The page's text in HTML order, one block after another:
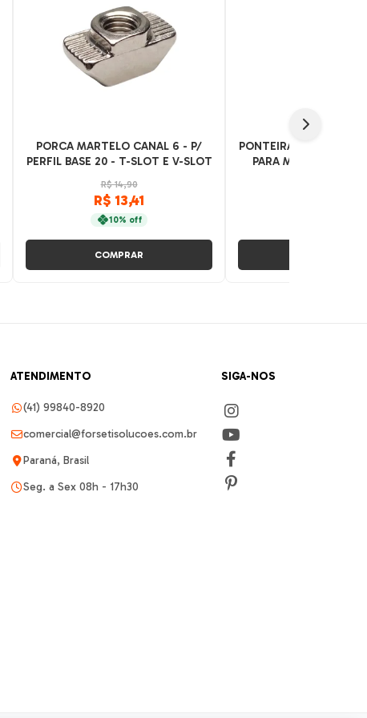
PORCA MARTELO CANAL 6 - P/
PERFIL BASE 20 - T-SLOT E V-SLOT
R$ 14,90
R$ 13,41
10% off
COMPRAR
PONTEIRA EM AÇO
PARA MONTAGEM
ATENDIMENTO
(41) 99840-8920
comercial@forsetisolucoes.com.br
Paraná, Brasil
Seg. a Sex 08h - 17h30
SIGA-NOS